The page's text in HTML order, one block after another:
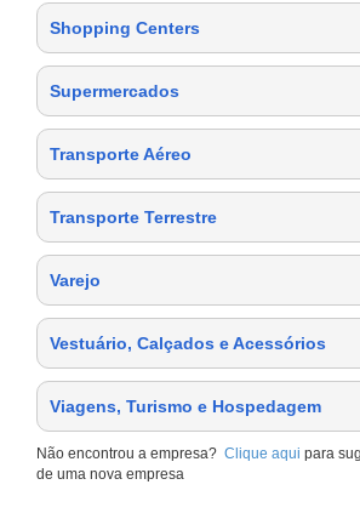
Shopping Centers
Supermercados
Transporte Aéreo
Transporte Terrestre
Varejo
Vestuário, Calçados e Acessórios
Viagens, Turismo e Hospedagem
Não encontrou a empresa? Clique aqui para
de uma nova empresa